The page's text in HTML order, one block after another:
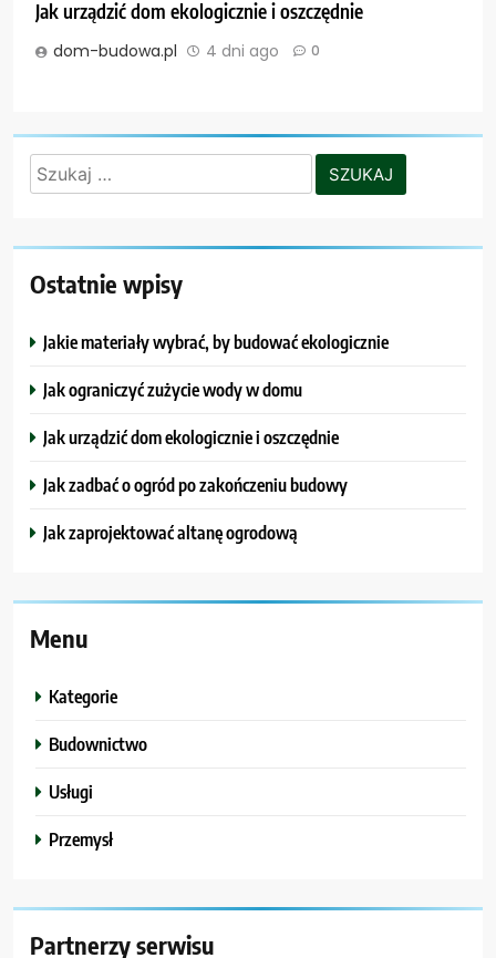
Jak urządzić dom ekologicznie i oszczędnie
dom-budowa.pl 4 dni ago 0
Szukaj:
Ostatnie wpisy
Jakie materiały wybrać, by budować ekologicznie
Jak ograniczyć zużycie wody w domu
Jak urządzić dom ekologicznie i oszczędnie
Jak zadbać o ogród po zakończeniu budowy
Jak zaprojektować altanę ogrodową
Menu
Kategorie
Budownictwo
Usługi
Przemysł
Partnerzy serwisu